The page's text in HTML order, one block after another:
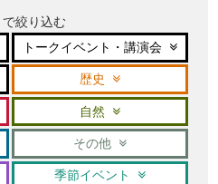
絞り込む
トークイベント・講演会
歴史
自然
その他
季節イベント